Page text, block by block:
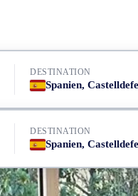
DESTINATION
Spanien,
DESTINATION
Spanien,